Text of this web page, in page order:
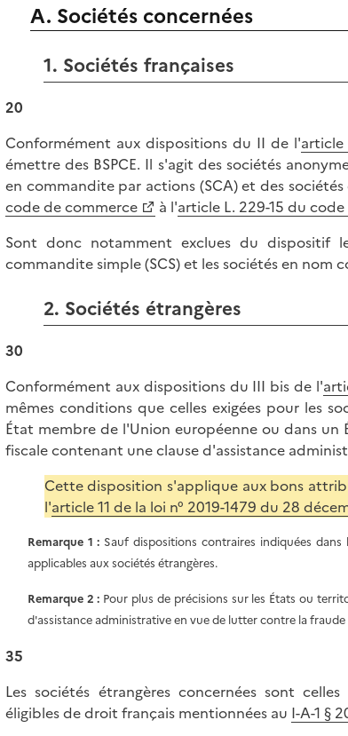
A. Sociétés concernées
1. Sociétés françaises
20
Conformément aux dispositions du II de l'
émettre des BSPCE. Il s'agit des sociétés
en commandite par actions (SCA) et des
code de commerce
à l'article L. 229-15 du
Sont donc notamment exclues du dispositif
commandite simple (SCS) et les sociétés en nom
2. Sociétés étrangères
30
Conformément aux dispositions du III bis de l'
mêmes conditions que celles exigées pour les
État membre de l'Union européenne ou dans
fiscale contenant une clause d'assistance
Cette disposition s'applique aux bons
l'article 11 de la loi n° 2019-1479 du 28
Remarque 1 : Sauf dispositions contraires indiquées
applicables aux sociétés étrangères.
Remarque 2 : Pour plus de précisions sur les États ou
d'assistance administrative en vue de lutter contre la
35
Les sociétés étrangères concernées sont
éligibles de droit français mentionnées au I-A-1 §